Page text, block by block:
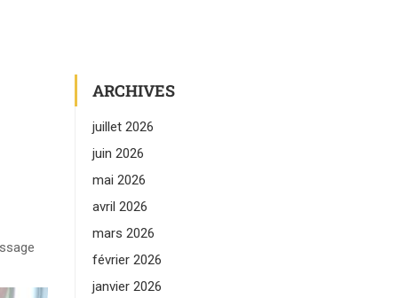
ARCHIVES
juillet 2026
juin 2026
mai 2026
avril 2026
mars 2026
février 2026
janvier 2026